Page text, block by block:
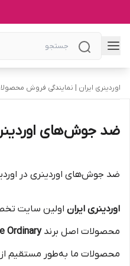
اوردینری ایران | نمایندگی فروش
ضد جوش‌های
ضد جوش‌های اوردینری در
اوردینری ایران اولین سایت
محصولات اصل برندOrdinary
محصولات ما به‌طور مستقیم